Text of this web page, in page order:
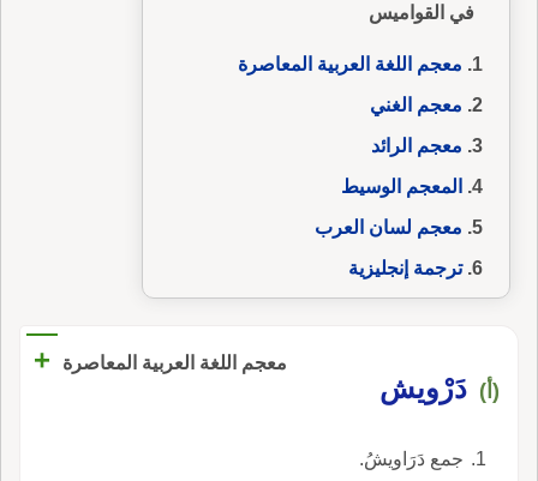
في القواميس
معجم اللغة العربية المعاصرة
معجم الغني
معجم الرائد
المعجم الوسيط
معجم لسان العرب
ترجمة إنجليزية
معجم اللغة العربية المعاصرة +
(أ) دَرْويش
جمع دَرَاويشُ.